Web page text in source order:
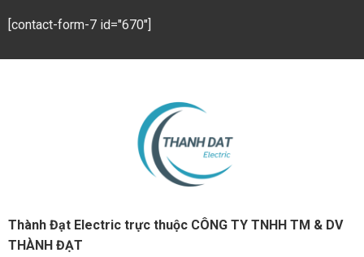
[contact-form-7 id="670"]
Thành Đạt Electric trực thuộc CÔNG TY TNHH TM & DV
THÀNH ĐẠT